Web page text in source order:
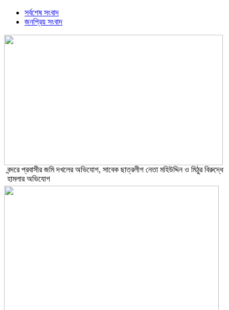
সর্বশেষ সংবাদ
জনপ্রিয় সংবাদ
বন্দরে প্রবাসীর জমি দখলের অভিযোগ, সাবেক ছাত্রলীগ নেতা মহিউদ্দিন ও মিঠুর বিরুদ্ধে
হামলার অভিযোগ